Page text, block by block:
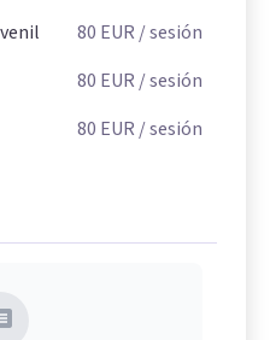
80 EUR / sesión
80 EUR / sesión
80 EUR / sesión